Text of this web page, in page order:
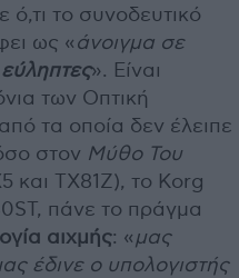
το συνοδευτικό
ως «άνοιγμα σε
εύληπτες». Είναι
των Οπτική
τα οποία δεν έλειπε
στον Μύθο Του
και TX81Z), το Korg
πάνε το πράγμα
αιχμής: «μας
έδινε ο υπολογιστής